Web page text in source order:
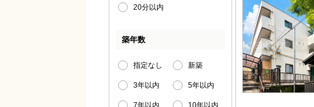
20分以内
築年数
指定なし 新築
3年以内 5年以内
7年以内 10年以内